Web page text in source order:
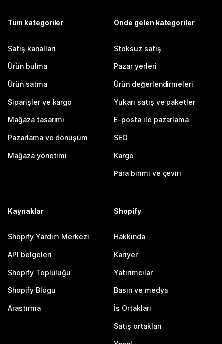
Tüm kategoriler
Satış kanalları
Ürün bulma
Ürün satma
Siparişler ve kargo
Mağaza tasarımı
Pazarlama ve dönüşüm
Mağaza yönetimi
Önde gelen kategoriler
Stoksuz satış
Pazar yerleri
Ürün değerlendirmeleri
Yukarı satış ve paketler
E-posta ile pazarlama
SEO
Kargo
Para birimi ve çeviri
Kaynaklar
Shopify Yardım Merkezi
API belgeleri
Shopify Topluluğu
Shopify Blogu
Araştırma
Shopify
Hakkında
Kariyer
Yatırımcılar
Basın ve medya
İş Ortakları
Satış ortakları